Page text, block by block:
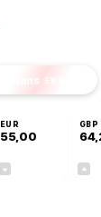
Finans EKSTRA
EUR
55,00
GBP